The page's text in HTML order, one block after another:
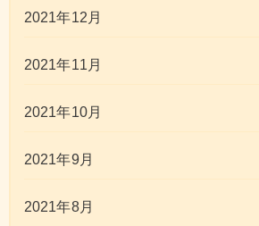
2021年12月
2021年11月
2021年10月
2021年9月
2021年8月